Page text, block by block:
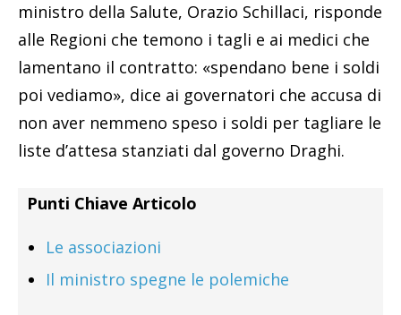
ministro della Salute, Orazio Schillaci, risponde
alle Regioni che temono i tagli e ai medici che
lamentano il contratto: «spendano bene i soldi
poi vediamo», dice ai governatori che accusa di
non aver nemmeno speso i soldi per tagliare le
liste d’attesa stanziati dal governo Draghi.
Punti Chiave Articolo
Le associazioni
Il ministro spegne le polemiche